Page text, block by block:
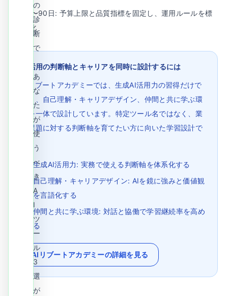
61〜90日: 予算上限と品質指標を固定し、運用ルールを標
準化
AI活用の判断軸とキャリアを同時に設計するには
AIリブートアカデミーでは、生成AI活用力の習得だけで
なく、自己理解・キャリアデザイン、仲間と共に学ぶ環
境を一体で設計しています。特定ツール名ではなく、業
務課題に対する判断軸を育てたい方に向いた学習設計で
生成AI活用力: 実務で使える判断軸を体系化する
自己理解・キャリアデザイン: AIを鏡に強みと価値観
を言語化する
仲間と共に学ぶ環境: 対話と協働で学習継続率を高め
る
AIリブートアカデミーの詳細を見る
の
診
断
で
、
あ
な
た
が
使
う
べ
き
A
I
ツ
ー
ル
3
選
が